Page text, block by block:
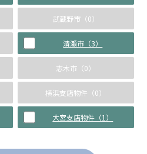
武蔵野市（0）
清瀬市（3）
志木市（0）
横浜支店物件（0）
大宮支店物件（1）